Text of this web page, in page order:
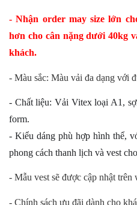
- Nhận order may size lớn
hơn cho cân nặng dưới 40kg
khách.
- Màu sắc: Màu vải đa dạng với
- Chất liệu: Vải Vitex loại A1,
form.
- Kiểu dáng phù hợp hình thể,
phong cách thanh lịch và vest
- Mẫu vest sẽ được cập nhật trên
- Chính sách ưu đãi dành cho